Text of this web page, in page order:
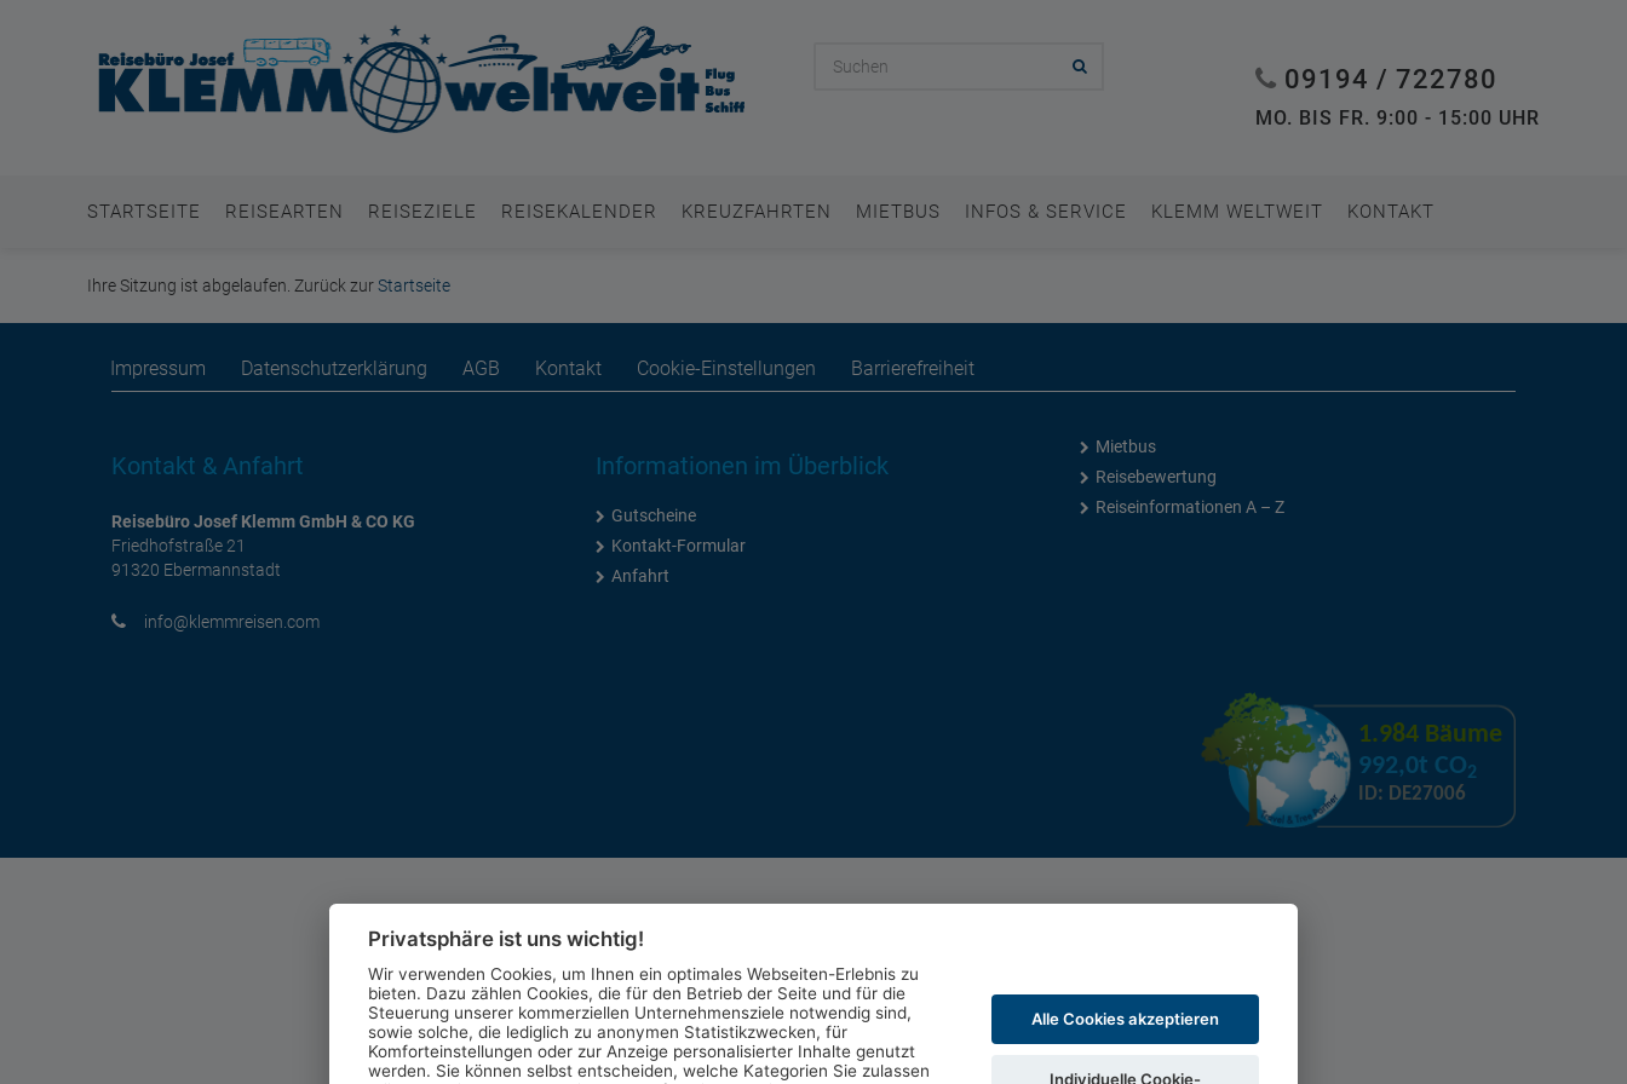
09194 / 722780
MO. BIS FR. 9:00 - 15:00 UHR
STARTSEITE REISEARTEN REISEZIELE REISEKALENDER KREUZFAHRTEN MIETBUS INFOS & SERVICE KLEMM WELTWEIT KONTAKT
Ihre Sitzung ist abgelaufen. Zurück zurStartseite
Impressum Datenschutzerklärung AGB Kontakt Cookie-Einstellungen Barrierefreiheit
Kontakt & Anfahrt
Reisebüro Josef Klemm GmbH & CO KG
Friedhofstraße 21
91320 Ebermannstadt
moc.nesiermmelk@ofni
Informationen im Überblick
Gutscheine
Kontakt-Formular
Anfahrt
Mietbus
Reisebewertung
Reiseinformationen A – Z
1.984 Bäume
992,0t CO2
ID: DE27006
Privatsphäre ist uns wichtig!
Wir verwenden Cookies, um Ihnen ein optimales Webseiten-Erlebnis zu
bieten. Dazu zählen Cookies, die für den Betrieb der Seite und für die
Steuerung unserer kommerziellen Unternehmensziele notwendig sind,
sowie solche, die lediglich zu anonymen Statistikzwecken, für
Komforteinstellungen oder zur Anzeige personalisierter Inhalte genutzt
werden. Sie können selbst entscheiden, welche Kategorien Sie zulassen
Alle Cookies akzeptieren
Individuelle Cookie-